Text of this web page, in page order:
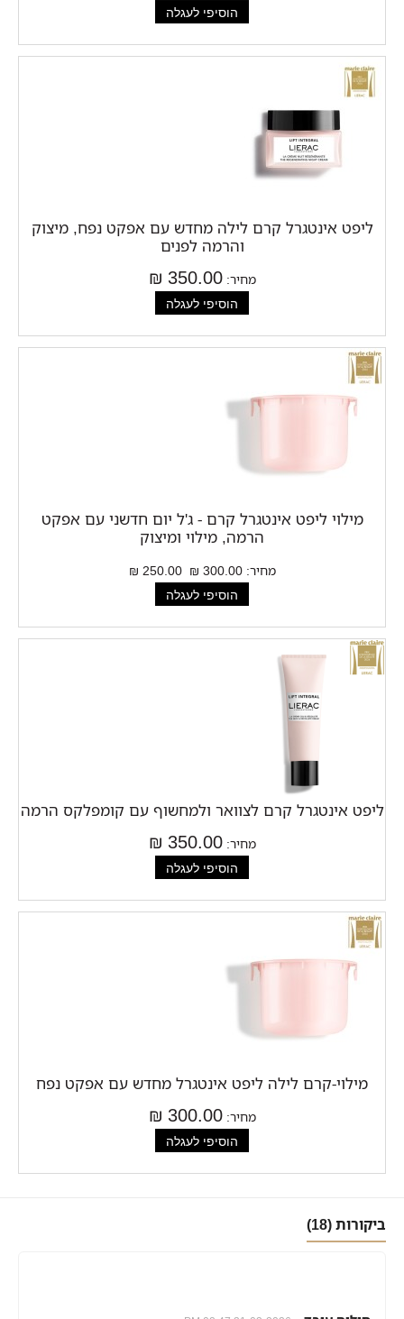
ליפט אינטגרל קרם לילה מחדש עם אפקט נפח, מיצוק
והרמה לפנים
מחיר:350.00 ₪
מילוי ליפט אינטגרל קרם - ג'ל יום חדשני עם אפקט
הרמה, מילוי ומיצוק
מחיר:300.00 ₪
250.00 ₪
ליפט אינטגרל קרם לצוואר ולמחשוף עם קומפלקס הרמה
מחיר:350.00 ₪
מילוי-קרם לילה ליפט אינטגרל מחדש עם אפקט נפח
מחיר:300.00 ₪
ביקורות (18)